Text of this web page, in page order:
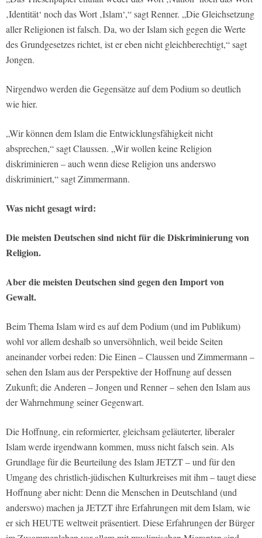
‚Identität‘ noch das Wort ‚Islam‘,“ sagt Renner. „Die Gleichsetzung
aller Religionen ist falsch. Da, wo der Islam sich gegen die Werte
des Grundgesetzes richtet, ist er eben nicht gleichberechtigt,“ sagt
Jongen.
Nirgendwo werden die Gegensätze auf dem Podium so deutlich
wie hier.
„Wir können dem Islam die Entwicklungsfähigkeit nicht
absprechen,“ sagt Claussen. „Wir wollen keine Religion
diskriminieren – auch wenn diese Religion uns anderswo
diskriminiert,“ sagt Zimmermann.
Was nicht gesagt wird:
Die meisten Deutschen sind nicht für die Diskriminierung von
Religion.
Aber die meisten Deutschen sind gegen den Import von
Gewalt.
Beim Thema Islam wird es auf dem Podium (und im Publikum)
wohl vor allem deshalb so unversöhnlich, weil beide Seiten
aneinander vorbei reden: Die Einen – Claussen und Zimmermann –
sehen den Islam aus der Perspektive der Hoffnung auf dessen
Zukunft; die Anderen – Jongen und Renner – sehen den Islam aus
der Wahrnehmung seiner Gegenwart.
Die Hoffnung, ein reformierter, gleichsam geläuterter, liberaler
Islam werde irgendwann kommen, muss nicht falsch sein. Als
Grundlage für die Beurteilung des Islam JETZT – und für den
Umgang des christlich-jüdischen Kulturkreises mit ihm – taugt diese
Hoffnung aber nicht: Denn die Menschen in Deutschland (und
anderswo) machen ja JETZT ihre Erfahrungen mit dem Islam, wie
er sich HEUTE weltweit präsentiert. Diese Erfahrungen der Bürger